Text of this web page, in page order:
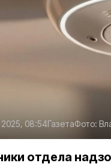
2025, 08:54ГазетаФото:
отдела